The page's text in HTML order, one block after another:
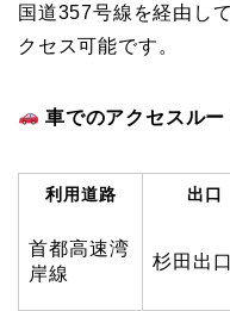
国道357号線を経由し
クセス可能です。
車でのアクセスルー
利用道路 出口
首都高速湾
岸線
杉田出口